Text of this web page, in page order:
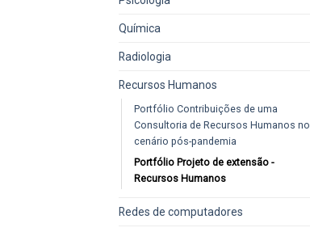
Química
Radiologia
Recursos Humanos
Portfólio Contribuições de uma
Consultoria de Recursos Humanos no
cenário pós-pandemia
Portfólio Projeto de extensão -
Recursos Humanos
Redes de computadores